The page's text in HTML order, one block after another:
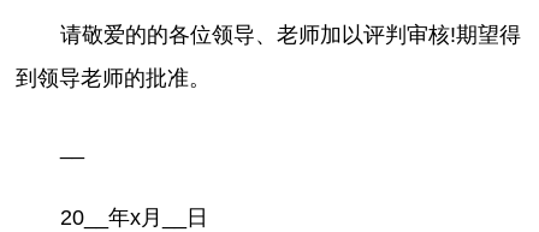
请敬爱的的各位领导、老师加以评判审核!期望得
到领导老师的批准。
20__年x月__日